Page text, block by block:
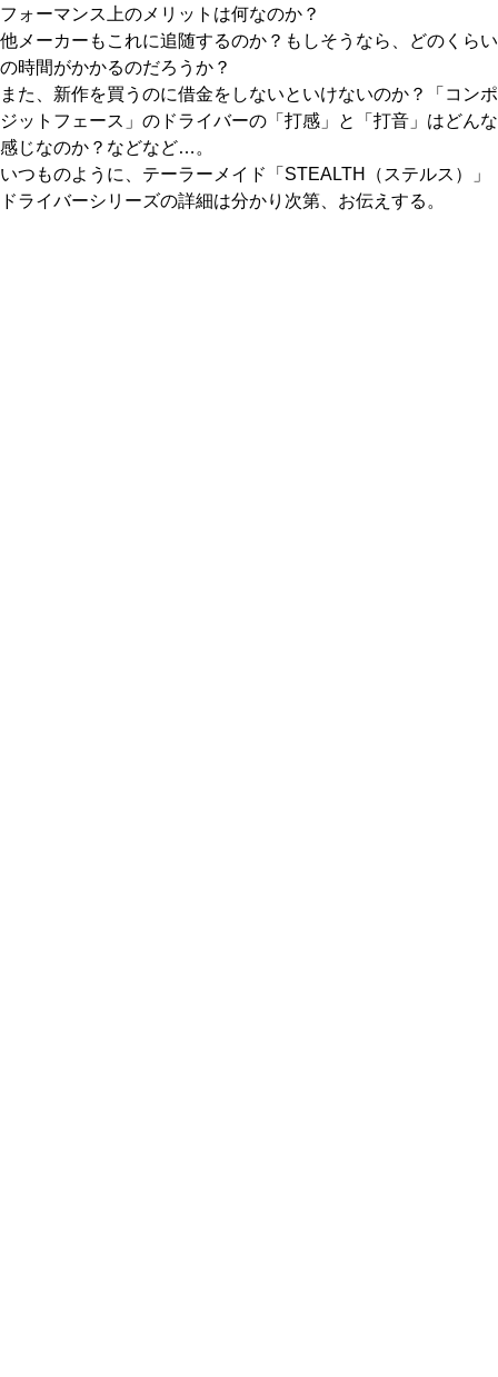
フォーマンス上のメリットは何なのか？
他メーカーもこれに追随するのか？もしそうなら、どのくらい
の時間がかかるのだろうか？
また、新作を買うのに借金をしないといけないのか？「コンポ
ジットフェース」のドライバーの「打感」と「打音」はどんな
感じなのか？などなど…。
いつものように、テーラーメイド「STEALTH（ステルス）」
ドライバーシリーズの詳細は分かり次第、お伝えする。